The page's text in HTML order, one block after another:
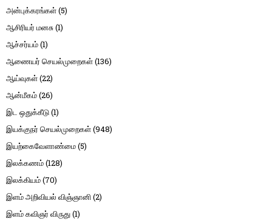
அன்புக்கரங்கள்(5)
ஆசிரியர் மனசு(1)
ஆச்சர்யம்(1)
ஆணையர் செயல்முறைகள்(136)
ஆய்வுகள்(22)
ஆன்மீகம்(26)
இட ஒதுக்கீடு(1)
இயக்குநர் செயல்முறைகள்(948)
இயற்கைவேளாண்மை(5)
இலக்கணம்(128)
இலக்கியம்(70)
இளம் அறிவியல் விஞ்ஞானி(2)
இளம் கவிஞர் விருது(1)